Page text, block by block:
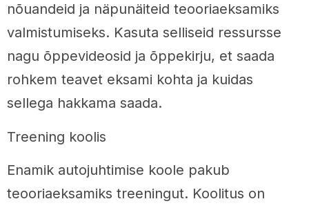
nõuandeid ja näpunäiteid teooriaeksamiks
valmistumiseks. Kasuta selliseid ressursse
nagu õppevideosid ja õppekirju, et saada
rohkem teavet eksami kohta ja kuidas
sellega hakkama saada.
Treening koolis
Enamik autojuhtimise koole pakub
teooriaeksamiks treeningut. Koolitus on